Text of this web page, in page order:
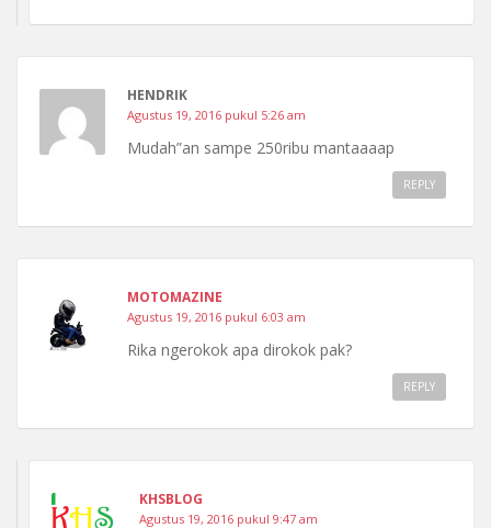
HENDRIK
Agustus 19, 2016 pukul 5:26 am
Mudah”an sampe 250ribu mantaaaap
REPLY
MOTOMAZINE
Agustus 19, 2016 pukul 6:03 am
Rika ngerokok apa dirokok pak?
REPLY
KHSBLOG
Agustus 19, 2016 pukul 9:47 am